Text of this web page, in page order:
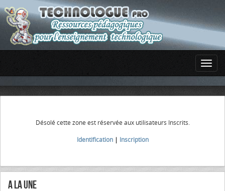
Désolé cette zone est réservée aux utilisateurs Inscrits.
Identification| Inscription
A la Une